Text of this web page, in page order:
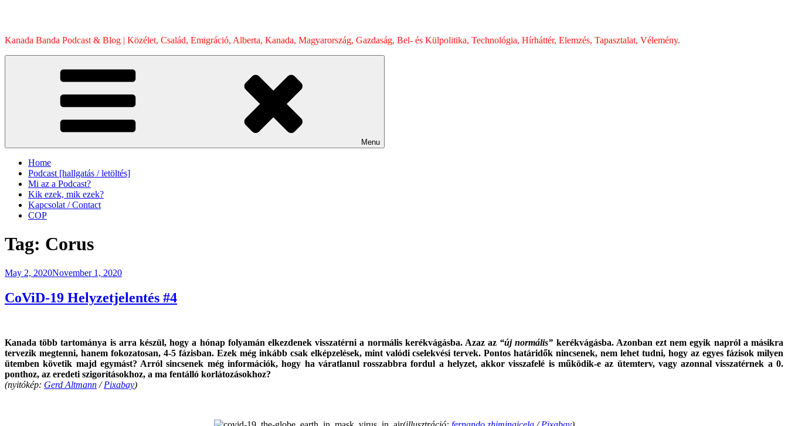
Kanada Banda Podcast & Blog | Közélet, Család, Emigráció, Alberta, Kanada, Magyarország, Gazdaság, Bel- és Külpolitika, Technológia, Hírháttér, Elemzés, Tapasztalat, Vélemény.
Menu
Home
Podcast [hallgatás / letöltés]
Mi az a Podcast?
Kik ezek, mik ezek?
Kapcsolat / Contact
COP
Tag: Corus
Posted
May 2, 2020November 1, 2020
CoViD-19 Helyzetjelentés #4
Kanada több tartománya is arra készül, hogy a hónap folyamán elkezdenek visszatérni a normális kerékvágásba. Azaz az “új normális” kerékvágásba. Azonban ezt nem egyik napról a másikra
tervezik megtenni, hanem fokozatosan, 4-5 fázisban. Ezek még inkább csak elképzelések, mint valódi cselekvési tervek. Pontos határidők nincsenek, nem lehet tudni, hogy az egyes fázisok milyen
ütemben követik majd egymást? Arról sincsenek még információk, hogy ha váratlanul rosszabbra fordul a helyzet, akkor visszafelé is működik-e az ütemterv, vagy azonnal visszatérnek a 0.
ponthoz, az eredeti szigorításokhoz, a ma fentálló korlátozásokhoz?
(nyitókép: Gerd Altmann /Pixabay)